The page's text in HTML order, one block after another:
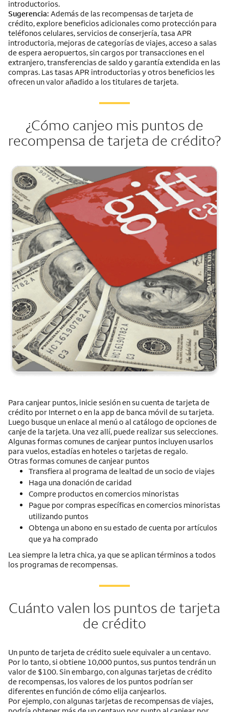
introductorios.
Sugerencia: Además de las recompensas de tarjeta de
crédito, explore beneficios adicionales como protección para
teléfonos celulares, servicios de conserjería, tasa APR
introductoria, mejoras de categorías de viajes, acceso a salas
de espera aeropuertos, sin cargos por transacciones en el
extranjero, transferencias de saldo y garantía extendida en las
compras. Las tasas APR introductorias y otros beneficios les
ofrecen un valor añadido a los titulares de tarjeta.
¿Cómo canjeo mis puntos de
recompensa de tarjeta de crédito?
Para canjear puntos, inicie sesión en su cuenta de tarjeta de
crédito por Interneto en la app de banca móvil de su tarjeta.
Luego busque un enlace al menú o al catálogo de opciones de
canje de la tarjeta. Una vez allí, puede realizar sus selecciones.
Algunas formas comunes de canjear puntos incluyen usarlos
para vuelos, estadías en hoteles o tarjetas de regalo.
Otras formas comunes de canjear puntos
Transfiera al programa de lealtad de un socio de viajes
Haga una donación de caridad
Compre productos en comercios minoristas
Pague por compras específicas en comercios minoristas
utilizando puntos
Obtenga un abono en su estado de cuenta por artículos
que ya ha comprado
Lea siempre la letra chica, ya que se aplican términos a todos
los programas de recompensas.
Cuánto valen los puntos de tarjeta
de crédito
Un punto de tarjeta de crédito suele equivaler a un centavo.
Por lo tanto, si obtiene 10,000 puntos, sus puntos tendrán un
valor de $100. Sin embargo, con algunas tarjetas de crédito
de recompensas, los valores de los puntos podrían ser
diferentes en función de cómo elija canjearlos.
Por ejemplo, con algunas tarjetas de recompensas de viajes,